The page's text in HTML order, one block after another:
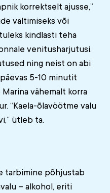
korrektselt ajusse,”
vältimiseks või
kindlasti teha
venitusharjutusi.
ning neist on abi
5-10 minutit
vähemalt korra
“Kaela-õlavöötme valu
ütleb ta.
tarbimine põhjustab
– alkohol, eriti